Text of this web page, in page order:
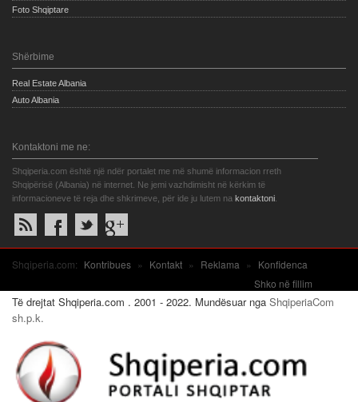
Foto Shqiptare
Shërbime
Real Estate Albania
Auto Albania
Kontaktoni me ne:
Shqiperia.com është një ndër portalet me më shumë informacion rreth
Shqipërisë (Albania) në internet. Ne jemi vazhdimisht në kërkim të
informacioneve të reja dhe shkrimeve, për ide ju lutem na kontaktoni
Shqiperia.com: Kontribues » Kontakt » Reklama »
Konfidenca
Shko në fillim
Të drejtat Shqiperia.com . 2001 - 2022. Mundësuar nga ShqiperiaCom
sh.p.k.